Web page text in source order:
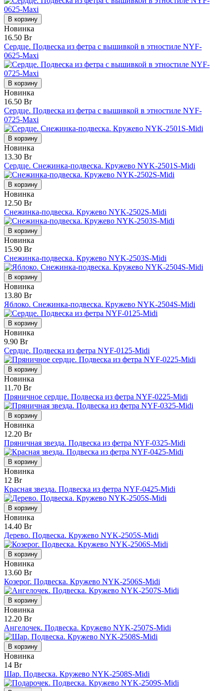
В корзину
Новинка
16.50 Br
Сердце. Подвеска из фетра с вышивкой в этностиле NYF-
0625-Maxi
В корзину
Новинка
16.50 Br
Сердце. Подвеска из фетра с вышивкой в этностиле NYF-
0725-Maxi
В корзину
Новинка
13.30 Br
Сердце. Снежинка-подвеска. Кружево NYK-2501S-Midi
В корзину
Новинка
12.50 Br
Снежинка-подвеска. Кружево NYK-2502S-Midi
В корзину
Новинка
15.90 Br
Снежинка-подвеска. Кружево NYK-2503S-Midi
В корзину
Новинка
13.80 Br
Яблоко. Снежинка-подвеска. Кружево NYK-2504S-Midi
В корзину
Новинка
9.90 Br
Сердце. Подвеска из фетра NYF-0125-Midi
В корзину
Новинка
11.70 Br
Пряничное сердце. Подвеска из фетра NYF-0225-Midi
В корзину
Новинка
12.20 Br
Пряничная звезда. Подвеска из фетра NYF-0325-Midi
В корзину
Новинка
12 Br
Красная звезда. Подвеска из фетра NYF-0425-Midi
В корзину
Новинка
14.40 Br
Дерево. Подвеска. Кружево NYK-2505S-Midi
В корзину
Новинка
13.60 Br
Козерог. Подвеска. Кружево NYK-2506S-Midi
В корзину
Новинка
12.20 Br
Ангелочек. Подвеска. Кружево NYK-2507S-Midi
В корзину
Новинка
14 Br
Шар. Подвеска. Кружево NYK-2508S-Midi